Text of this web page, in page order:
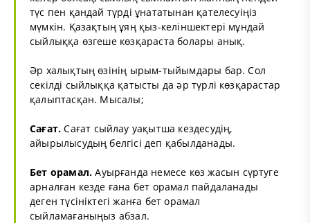
түс пен қандай түрді ұнататынан қателесуіңіз
мүмкін. Қазақтың ұяң қыз-келіншектері мұндай
сыйлыққа өзгеше көзқараста болары анық.
Әр халықтың өзінің ырым-тыйымдары бар. Сол
секілді сыйлыққа қатысты да әр түрлі көзқарастар
қалыптасқан. Мысалы;
Сағат. Сағат сыйлау уақытша кездесудің,
айырылысудың белгісі деп қабылданады.
Бет орамал. Ауырғанда немесе көз жасын сүртуге
арналған кезде ғана бет орамал пайдаланады
деген түсініктегі жанға бет орамал
сыйламағаныңыз абзал.